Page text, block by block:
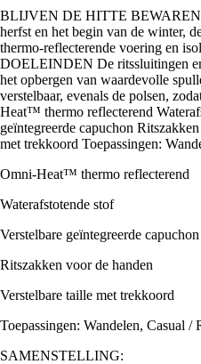
BLIJVEN DE HITTE BEWAREN
herfst en het begin van de winter,
thermo-reflecterende voering en
DOELEINDEN De ritssluitingen
het opbergen van waardevolle
verstelbaar, evenals de polsen,
Heat™ thermo reflecterend
geïntegreerde capuchon
met trekkoord Toepassingen:
Omni-Heat™ thermo reflecterend
Waterafstotende stof
Verstelbare geïntegreerde capuchon
Ritszakken voor de handen
Verstelbare taille met trekkoord
Toepassingen: Wandelen, Casual /
SAMENSTELLING: